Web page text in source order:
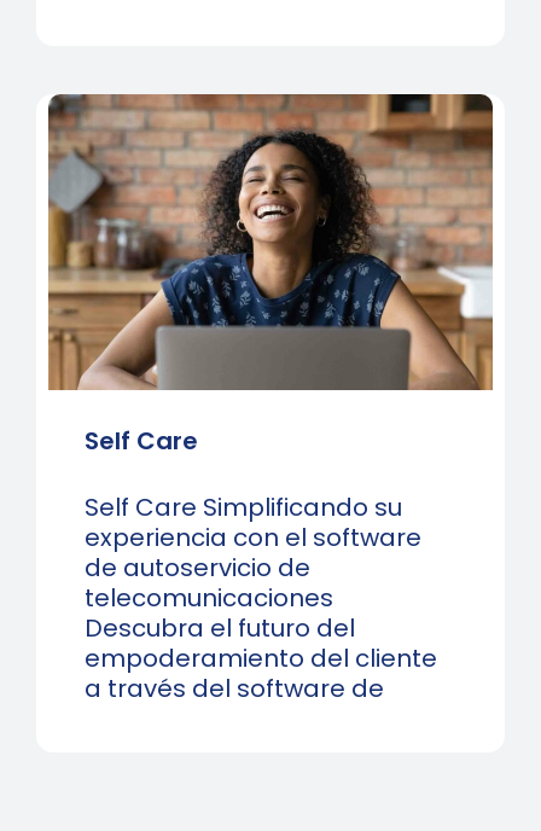
Self Care
Self Care Simplificando su
experiencia con el software
de autoservicio de
telecomunicaciones
Descubra el futuro del
empoderamiento del cliente
a través del software de